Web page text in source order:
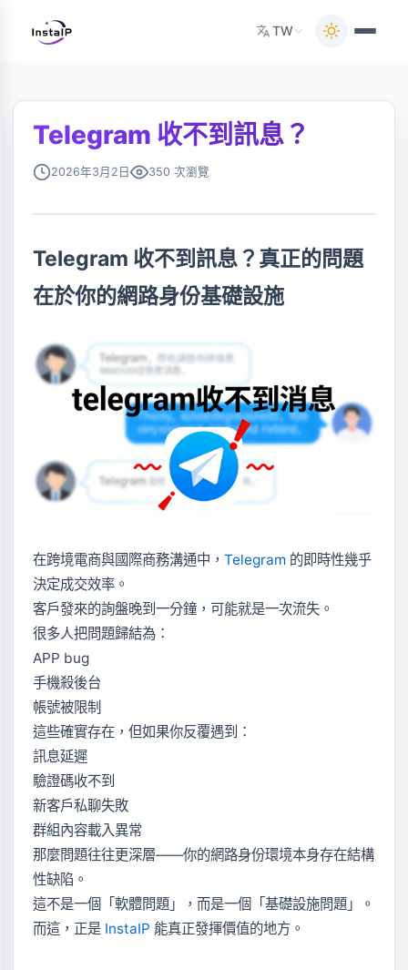
TW
Telegram 收不到訊息？
2026年3月2日 350 次瀏覽
Telegram 收不到訊息？真正的問題
在於你的網路身份基礎設施
在跨境電商與國際商務溝通中， Telegram 的即時性幾乎
決定成交效率。
客戶發來的詢盤晚到一分鐘，可能就是一次流失。
很多人把問題歸結為：
APP bug
手機殺後台
帳號被限制
這些確實存在，但如果你反覆遇到：
訊息延遲
驗證碼收不到
新客戶私聊失敗
群組內容載入異常
那麼問題往往更深層——你的網路身份環境本身存在結構
性缺陷。
這不是一個「軟體問題」，而是一個「基礎設施問題」。
而這，正是 InstaIP 能真正發揮價值的地方。